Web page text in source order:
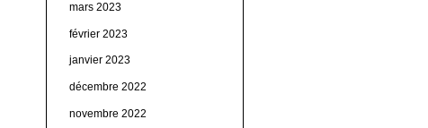
mars 2023
février 2023
janvier 2023
décembre 2022
novembre 2022